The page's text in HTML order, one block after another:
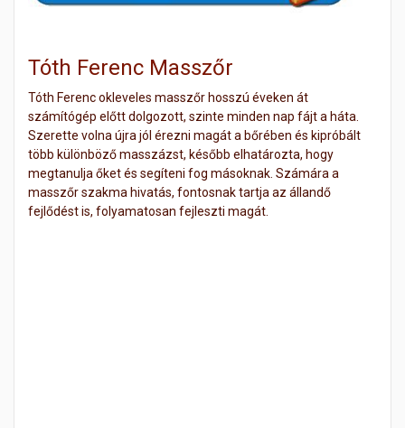
Tóth Ferenc Masszőr
Tóth Ferenc okleveles masszőr hosszú éveken át
számítógép előtt dolgozott, szinte minden nap fájt a háta.
Szerette volna újra jól érezni magát a bőrében és kipróbált
több különböző masszázst, később elhatározta, hogy
megtanulja őket és segíteni fog másoknak. Számára a
masszőr szakma hivatás, fontosnak tartja az állandő
fejlődést is, folyamatosan fejleszti magát.